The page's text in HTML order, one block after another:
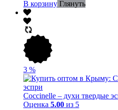
В корзину Глянуть
3 %
Coccinelle – духи твердые
Оценка 5.00 из 5